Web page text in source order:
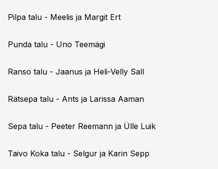
Pilpa talu - Meelis ja Margit Ert
Punda talu - Uno Teemägi
Ranso talu - Jaanus ja Heli-Velly Sall
Rätsepa talu - Ants ja Larissa Aaman
Sepa talu - Peeter Reemann ja Ülle Luik
Taivo Koka talu - Selgur ja Karin Sepp